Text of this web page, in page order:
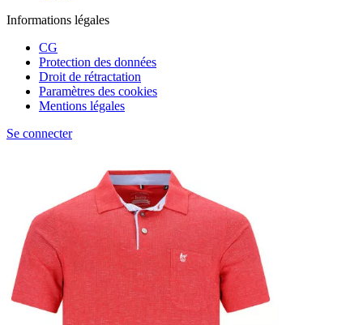
Informations légales
CG
Protection des données
Droit de rétractation
Paramètres des cookies
Mentions légales
Se connecter